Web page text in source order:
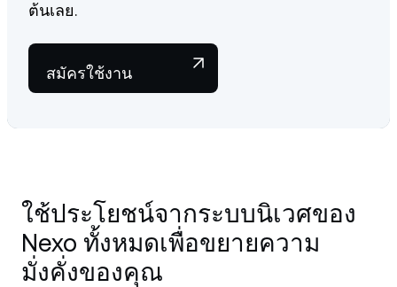
ต้นเลย.
สมัครใช้งาน
ใช้ประโยชน์จากระบบนิเวศของ
Nexo ทั้งหมดเพื่อขยายความ
มั่งคั่งของคุณ